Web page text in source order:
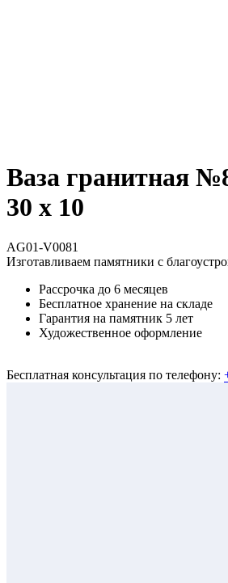
Ваза гранитная
30 х 10
AG01-V0081
Изготавливаем памятники с
Рассрочка до 6 месяцев
Бесплатное хранение на складе
Гарантия на памятник 5 лет
Художественное оформление
Бесплатная консультация по телефону: